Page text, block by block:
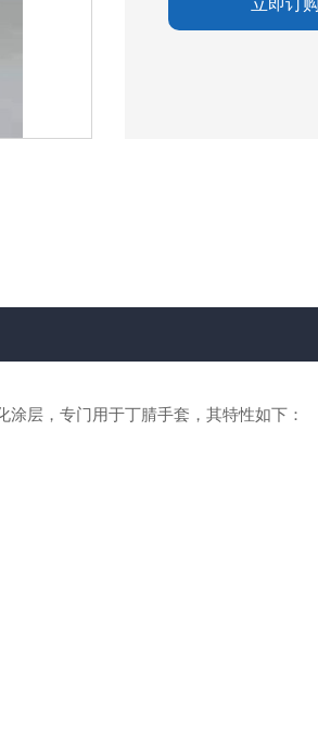
层，专门用于丁腈手套，其特性如下：